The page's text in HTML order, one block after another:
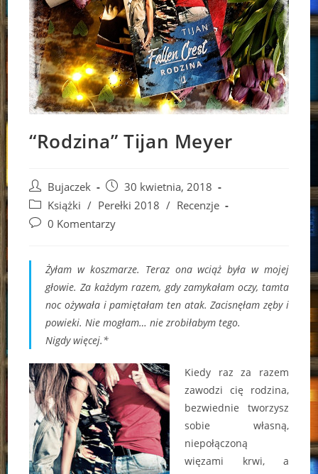
“Rodzina” Tijan Meyer
Post
author:
Bujaczek
Post
published:
30 kwietnia, 2018
Post
category:
Książki / Perełki 2018 / Recenzje
Post0 Komentarzy
Żyłam w koszmarze. Teraz ona wciąż była w mojej
głowie. Za każdym razem, gdy zamykałam oczy, tamta
noc ożywała i pamiętałam ten atak. Zacisnęłam zęby i
powieki. Nie mogłam… nie zrobiłabym tego.
Nigdy więcej.*
Kiedy raz za razem
zawodzi cię rodzina,
bezwiednie tworzysz
sobie własną,
niepołączoną
więzami krwi, a